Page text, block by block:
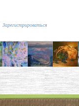
Зарегистрироваться